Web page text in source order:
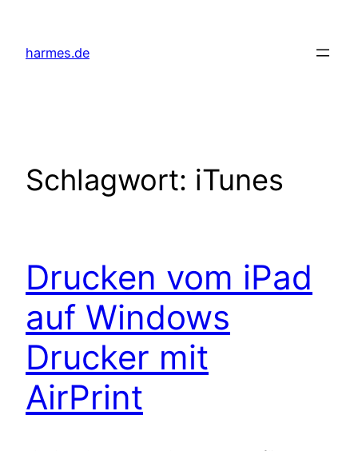
springen
harmes.de
Schlagwort: iTunes
Drucken vom iPad
auf Windows
Drucker mit
AirPrint